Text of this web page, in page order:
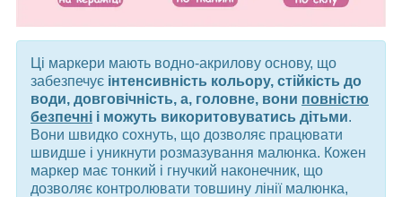
Ці маркери мають водно-акрилову основу, що
забезпечує інтенсивність кольору, стійкість до
води, довговічність, а, головне, вони повністю
безпечні і можуть викоритовуватись дітьми.
Вони швидко сохнуть, що дозволяє працювати
швидше і уникнути розмазування малюнка. Кожен
маркер має тонкий і гнучкий наконечник, що
дозволяє контролювати товшину лінії малюнка,